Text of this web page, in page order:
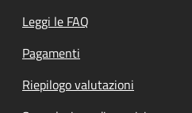
Leggi le FAQ
Pagamenti
Riepilogo valutazioni